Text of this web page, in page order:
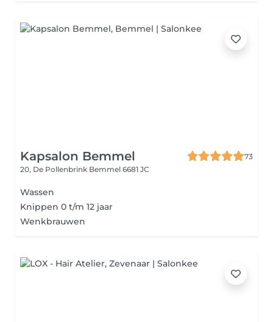
Kapsalon Bemmel
73
20, De Pollenbrink Bemmel 6681 JC
Wassen
Knippen 0 t/m 12 jaar
Wenkbrauwen